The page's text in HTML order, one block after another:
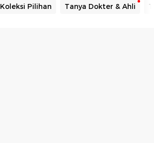
Koleksi Pilihan Tanya Dokter & Ahli